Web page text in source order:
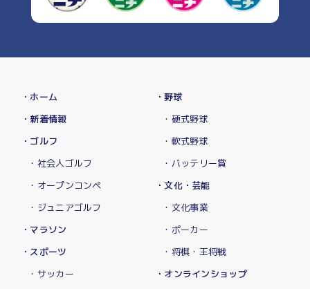
・ホーム
・新着情報
・ゴルフ
・社会人ゴルフ
・オープンコンペ
・ジュニアゴルフ
・マラソン
・スポーツ
・サッカー
・野球
・硬式野球
・軟式野球
・バッテリー賞
・文化・芸能
・文化事業
・ポーカー
・将棋・王将戦
・オンラインショップ